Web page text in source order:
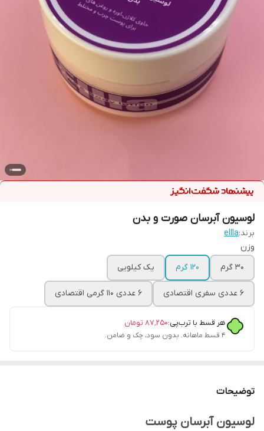
لوسیون آبرسان صورت و بدن
برند:ellla
وزن
۳۰ گرم
۱۲۰ گرم یک کیلویی
6 عددی سفری اقتصادی 6 عددی 110 گرمی اقتصادی
هر قسط با ترب‌پی:۸۷٬۲۵۰ تومان
۴ قسط ماهانه. بدون سود، چک و ضامن.
توضیحات
لوسیون آبرسان پوست